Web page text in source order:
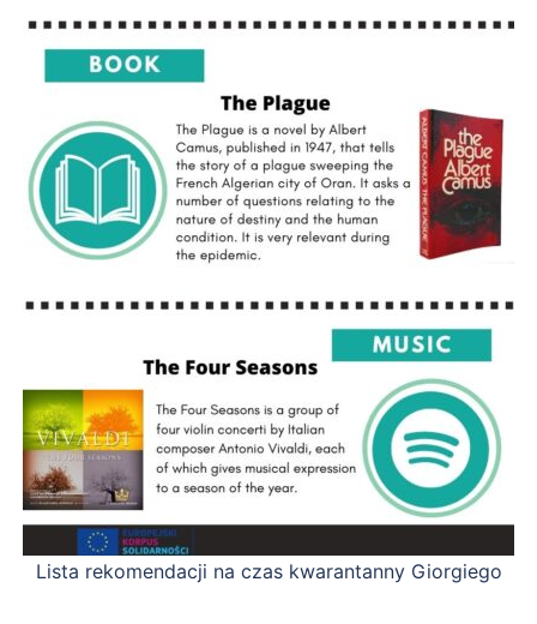
Lista rekomendacji na czas kwarantanny Giorgiego